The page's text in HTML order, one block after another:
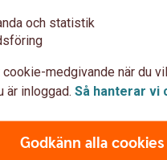
och statistik
medgivande när du
är inloggad. Så hanterar vi
Godkänn alla cookies